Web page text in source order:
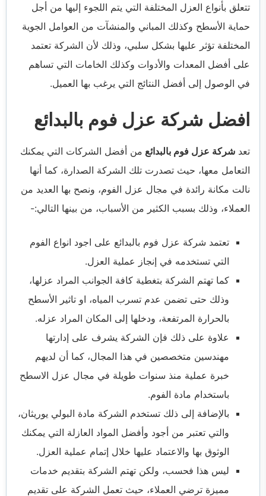
تتعلق بأنواع العزل المختلفة التي يتم اللجوء إليها من أجل
حماية الأسطح وكذلك المباني والمنشآت من العوامل الجوية
المختلفة تؤثر عليها بشكل سلبي، وذلك لأن الشركة تعتمد
على أفضل المعدات والأدوات وكذلك الخامات التي تساهم
في الوصول إلى أفضل النتائج التي يرغب بها العميل.
افضل شركة عزل فوم بالبدائع
تعد شركة عزل فوم بالبدائع من أفضل الشركات التي يمكنك
التعامل معها، حيث تصدرت تلك الشركة الصدارة، كما أنها
نالت مكانة رائدة في مجال عزل الفوم، ونصح بها العديد من
العملاء، وذلك بسبب الكثير من الأسباب، من بينها التالي:-
تعتمد شركة عزل فوم بالبدائع على اجود انواع الفوم
التي تستخدمه في إنجاز عملية العزل.
كما تهتم الشركة بتغطية كافة الجوانب المراد عزلها،
وذلك حتى تضمن عدم تسرب المياه، او تاثير الأسطح
بالحرارة المرتفعة، ودخلها إلى المكان المراد عزله.
علاوة على ذلك فإن الشركة يشرف على إدارتها
مهندسين متخصصين في هذا المجال، كما أن لديهم
خبرة عملية منذ سنوات طويلة في مجال عزل الاسطح
باستخدام مادة الفوم.
بالإضافة إلى ذلك تستخدم الشركة مادة البولي يوريثان،
والتي تعتبر من أجود وأفضل المواد العازلة التي يمكنك
الوثوق بها والاعتماد عليها خلال إتمام عملية العزل.
ليس هذا فحسب، ولكن تهتم الشركة بتقديم خدمات
مميزة ترضي العملاء، حيث تعمل الشركة على تقديم